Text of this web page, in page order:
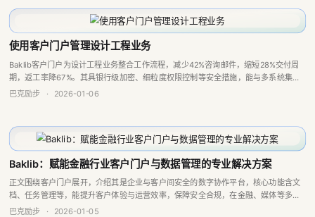
使用客户门户管理设计工程业务
Baklib客户门户为设计工程业务整合工作流程，减少42%咨询邮件，缩短28%交付周
期，返工率降67%。其具银行级加密、细粒度权限控制等安全措施，能与多系统集
成，智能检索功能提升效率，可提高客户满意度、参与度，节省时间成本，是提升竞
巴克励步 · 2026-01-06
Baklib：赋能金融行业客户门户与数据管理的专业解决方案
正文围绕客户门户展开，介绍其是企业与客户间安全的数字协作平台，核心功能含文
档、任务管理等，能提升客户体验与运营效率，保障安全合规，在金融、媒体等多行
业有广泛应用，Baklib等平台可助力构建，是企业数字化转型关键。
巴克励步 · 2026-01-05